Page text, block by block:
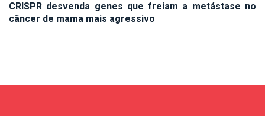
CRISPR desvenda genes que freiam a metástase no
câncer de mama mais agressivo